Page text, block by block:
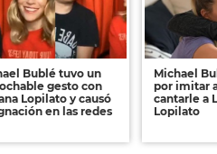
Bublé tuvo un
gesto con
Lopilato y causó
en las redes
Michael
por imitar
cantarle a
Lopilato